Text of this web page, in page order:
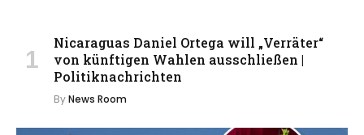
Nicaraguas Daniel Ortega will „Verräter“
von künftigen Wahlen ausschließen |
Politiknachrichten
ByNews Room